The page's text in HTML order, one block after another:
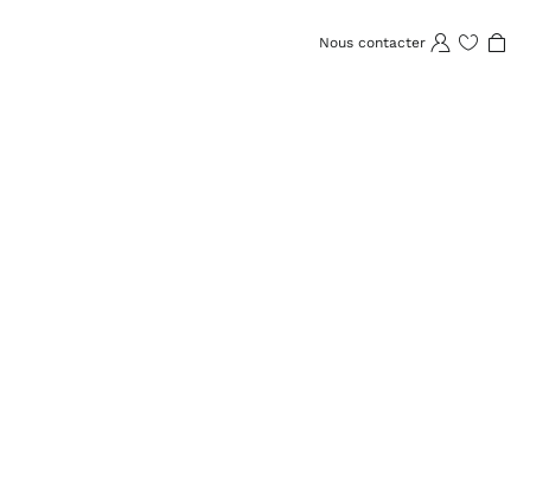
Nous contacter